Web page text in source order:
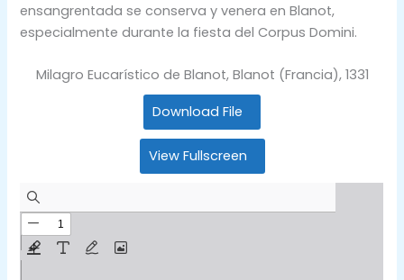
ensangrentada se conserva y venera en Blanot,
especialmente durante la fiesta del Corpus Domini.
Milagro Eucarístico de Blanot, Blanot (Francia), 1331
Download File
View Fullscreen